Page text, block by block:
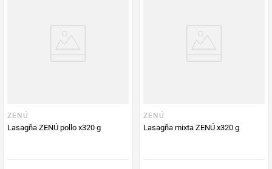
Producto (kg)
ZENÚ
Lasagña ZENÚ pollo x320 g
ZENÚ
Lasagña mixta ZENÚ x320 g